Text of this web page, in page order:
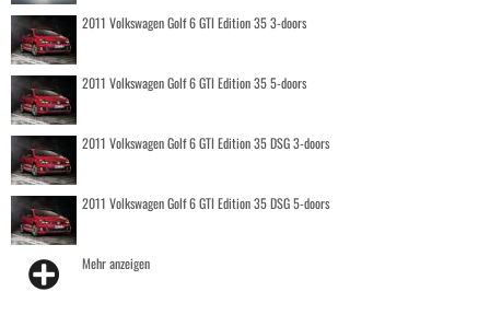
2011 Volkswagen Golf 6 GTI Edition 35 3-doors
2011 Volkswagen Golf 6 GTI Edition 35 5-doors
2011 Volkswagen Golf 6 GTI Edition 35 DSG 3-doors
2011 Volkswagen Golf 6 GTI Edition 35 DSG 5-doors
Mehr anzeigen